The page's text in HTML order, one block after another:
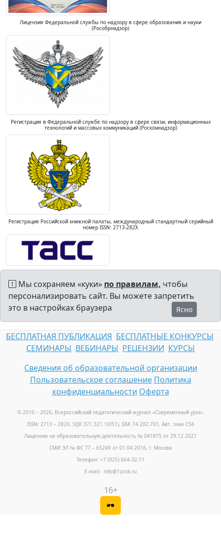
Лицензия Федеральной службы по надзору в сфере образования и науки
(Рособрнадзор)
Регистрация в Федеральной службе по надзору в сфере связи, информационных
технологий и массовых коммуникаций (Роскомнадзор)
Регистрация Российской книжной палаты, международный стандартный серийный
номер ISSN: 2713-282X
Мы сохраняем «куки» по правилам, чтобы
персонализировать сайт. Вы можете запретить
это в настройках браузера
Ясно
БЕСПЛАТНАЯ ПУБЛИКАЦИЯ БЕСПЛАТНЫЕ КОНКУРСЫ
СЕМИНАРЫ ВЕБИНАРЫ РЕЦЕНЗИИ КУРСЫ
Сведения об образовательной организации
Пользовательское соглашение Политика
конфиденциальности Оферта
© 2010 – 2026, Всероссийский педагогический журнал «Современный урок»
ISSN: 2713 – 282X, УДК 371.321.1(051), ББК 74.202.701, Авт. знак С56
Лицензия на образовательную деятельность № 041875 от 29.12.2021
СМИ ЭЛ № ФС 77 – 65249 от 01.04.2016, г. Москва
Телефон: +7 (925) 664-32-11
E-mail: info@1urok.ru
16+